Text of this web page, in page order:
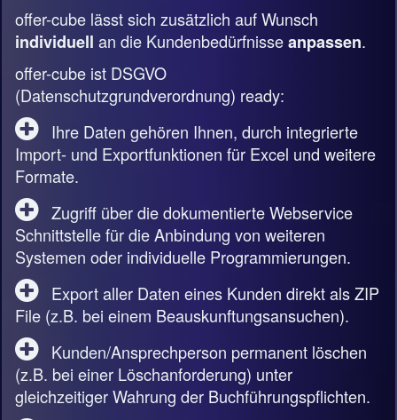
offer-cube lässt sich zusätzlich auf Wunsch
individuell an die Kundenbedürfnisseanpassen.
offer-cube ist DSGVO
(Datenschutzgrundverordnung) ready:
Ihre Daten gehören Ihnen, durch integrierte
Import- und Exportfunktionen für Excel und weitere
Formate.
Zugriff über die dokumentierte Webservice
Schnittstelle für die Anbindung von weiteren
Systemen oder individuelle Programmierungen.
Export aller Daten eines Kunden direkt als ZIP
File (z.B. bei einem Beauskunftungsansuchen).
Kunden/Ansprechperson permanent löschen
(z.B. bei einer Löschanforderung) unter
gleichzeitiger Wahrung der Buchführungspflichten.